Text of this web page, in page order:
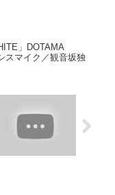
」DOTAMA
スマイク／観音坂独